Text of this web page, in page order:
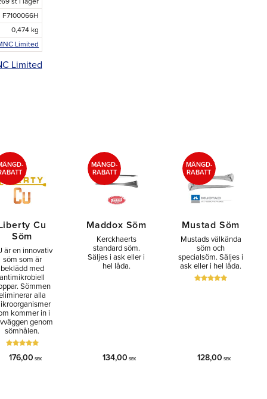
F7100066H
0,474 kg
Limited
Limited
Cu
Söm
är en innovativ
söm som är
beklädd med
antimikrobiell
Sömmen
alla
kommer in i
genom
sömhålen.
176,00 SEK
Maddox Söm
Kerckhaerts
standard söm.
Säljes i ask eller i
hel låda.
134,00 SEK
MÄNGD-
RABATT
Mustad Söm
Mustads välkända
söm och
specialsöm. Säljes i
ask eller i hel låda.
128,00 SEK
MÄNGD-
RABATT